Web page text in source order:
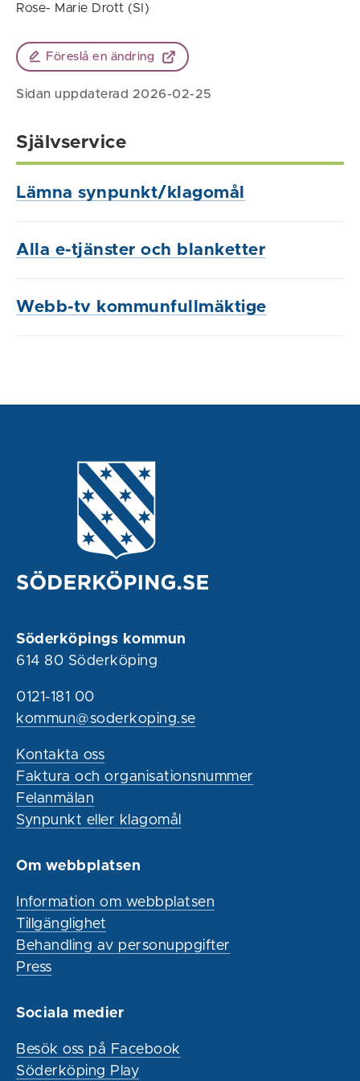
Rose- Marie Drott (SI)
Föreslå en ändring
Sidan uppdaterad 2026-02-25
Självservice
Lämna synpunkt/klagomål
Alla e-tjänster och blanketter
Webb-tv kommunfullmäktige
Söderköpings kommun
614 80 Söderköping
0121-181 00
kommun@soderkoping.se
Kontakta oss
Faktura och organisationsnummer
Felanmälan
Synpunkt eller klagomål
Om webbplatsen
Information om webbplatsen
Tillgänglighet
Behandling av personuppgifter
Press
Sociala medier
Besök oss på Facebook
Söderköping Play